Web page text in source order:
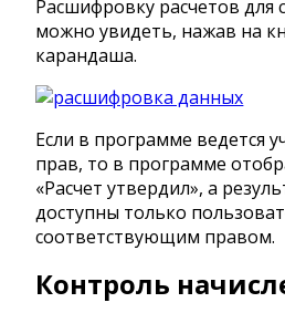
Расшифровку расчетов для
можно увидеть, нажав на
карандаша.
Если в программе ведется
прав, то в программе
«Расчет утвердил», а
доступны только
соответствующим правом.
Контроль